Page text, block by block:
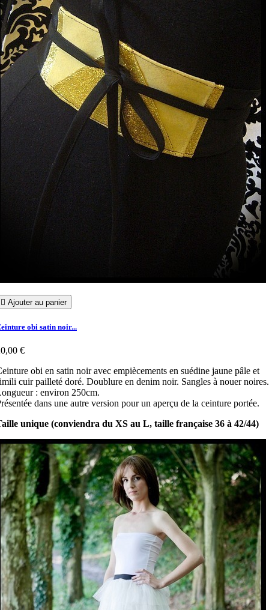
 Ajouter au panier
obi satin noir...
€
obi en satin noir avec empiècements en suédine jaune pâle et
cuir pailleté doré. Doublure en denim noir. Sangles à nouer
: environ 250cm.
dans une autre version pour un aperçu de la ceinture portée.
unique (conviendra du XS au L, taille française 36 à 42/44)